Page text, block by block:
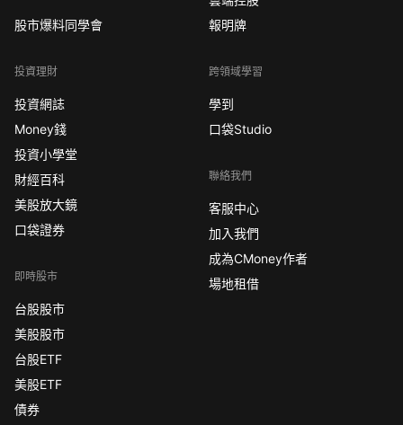
股市爆料同學會
投資理財
投資網誌
Money錢
投資小學堂
財經百科
美股放大鏡
口袋證券
即時股市
台股股市
美股股市
台股ETF
美股ETF
債券
報明牌
跨領域學習
學到
口袋Studio
聯絡我們
客服中心
加入我們
成為CMoney作者
場地租借